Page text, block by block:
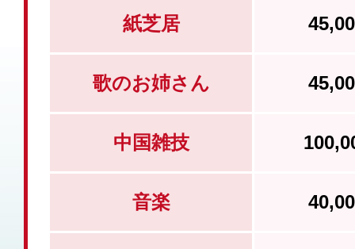
紙芝居
歌のお姉さん
中国雑技
音楽